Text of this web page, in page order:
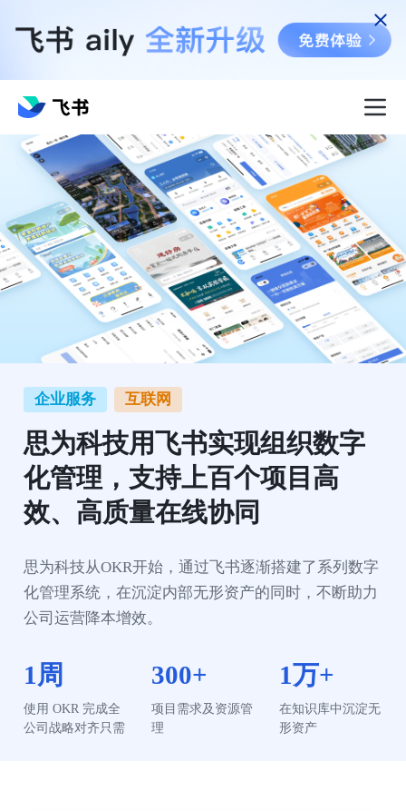
企业服务 互联网
思为科技用飞书实现组织数字
化管理，支持上百个项目高
效、高质量在线协同
思为科技从OKR开始，通过飞书逐渐搭建了系列数字
化管理系统，在沉淀内部无形资产的同时，不断助力
公司运营降本增效。
1周
使用 OKR 完成全
公司战略对齐只需
300+
项目需求及资源管
理
1万+
在知识库中沉淀无
形资产